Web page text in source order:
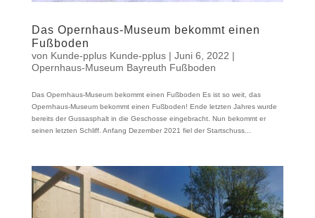
Das Opernhaus-Museum bekommt einen
Fußboden
von Kunde-pplus Kunde-pplus| Juni 6, 2022 |
Opernhaus-Museum Bayreuth Fußboden
Das Opernhaus-Museum bekommt einen Fußboden Es ist so weit, das
Opernhaus-Museum bekommt einen Fußboden! Ende letzten Jahres wurde
bereits der Gussasphalt in die Geschosse eingebracht. Nun bekommt er
seinen letzten Schliff. Anfang Dezember 2021 fiel der Startschuss...